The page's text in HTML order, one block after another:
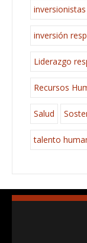
inversionistas
inversión
Liderazgo
Recursos
Salud
talento